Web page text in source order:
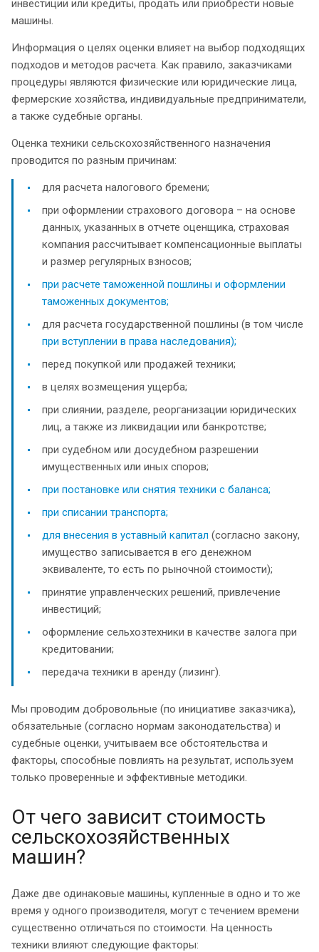
инвестиции или кредиты, продать или приобрести новые
машины.
Информация о целях оценки влияет на выбор подходящих
подходов и методов расчета. Как правило, заказчиками
процедуры являются физические или юридические лица,
фермерские хозяйства, индивидуальные предприниматели,
а также судебные органы.
Оценка техники сельскохозяйственного назначения
проводится по разным причинам:
для расчета налогового бремени;
при оформлении страхового договора – на основе
данных, указанных в отчете оценщика, страховая
компания рассчитывает компенсационные выплаты
и размер регулярных взносов;
при расчете таможенной пошлины и оформлении
таможенных документов;
для расчета государственной пошлины (в том числе
при вступлении в права наследования);
перед покупкой или продажей техники;
в целях возмещения ущерба;
при слиянии, разделе, реорганизации юридических
лиц, а также из ликвидации или банкротстве;
при судебном или досудебном разрешении
имущественных или иных споров;
при постановке или снятия техники с баланса;
при списании транспорта;
для внесения в уставный капитал (согласно закону,
имущество записывается в его денежном
эквиваленте, то есть по рыночной стоимости);
принятие управленческих решений, привлечение
инвестиций;
оформление сельхозтехники в качестве залога при
кредитовании;
передача техники в аренду (лизинг).
Мы проводим добровольные (по инициативе заказчика),
обязательные (согласно нормам законодательства) и
судебные оценки, учитываем все обстоятельства и
факторы, способные повлиять на результат, используем
только проверенные и эффективные методики.
От чего зависит стоимость
сельскохозяйственных
машин?
Даже две одинаковые машины, купленные в одно и то же
время у одного производителя, могут с течением времени
существенно отличаться по стоимости. На ценность
техники влияют следующие факторы: